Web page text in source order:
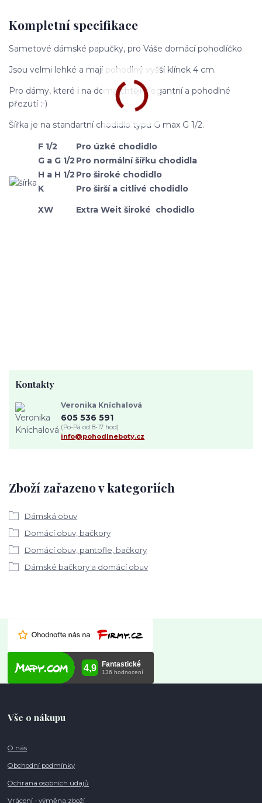
Kompletní specifikace
Sametové dámské papučky, pro Váše domácí pohodlíčko.
Jsou velmi lehké a mají pohodlný vyšší klínek 4 cm.
Pro dámy, které i na doma chtějí elegantní a pohodlné
přezutí :-)
Šířka je na standartní chodidlo typu G max G 1/2.
F 1/2
Pro úzké chodidlo
G a G 1/2 Pro normální šířku chodidla
H a H 1/2 Pro široké chodidlo
K
XW
Pro širší a citlivé chodidlo
Extra Weit široké chodidlo
Zboží zařazeno v kategoriích
Dámská obuv
Domácí obuv, bačkory
Domácí obuv, pantofle, bačkory
Dámské bačkory a domácí obuv
Kontakty
Veronika Kníchalová
605 536 591
(Po-Pá od 8-17 hod)
info@pohodlneboty.cz
Vše o nákupu
O nás
Obchodní podmínky
Ochrana osobních údajů
Vrácení - výměna zboží